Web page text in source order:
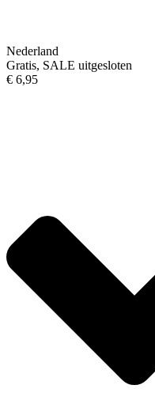
Nederland
Gratis, SALE uitgesloten
€ 6,95